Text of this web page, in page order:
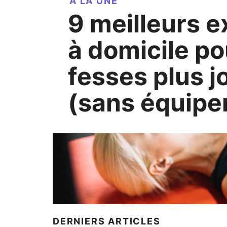
9 meilleurs exercices
à domicile
fesses plus
(sans
DERNIERS ARTICLES